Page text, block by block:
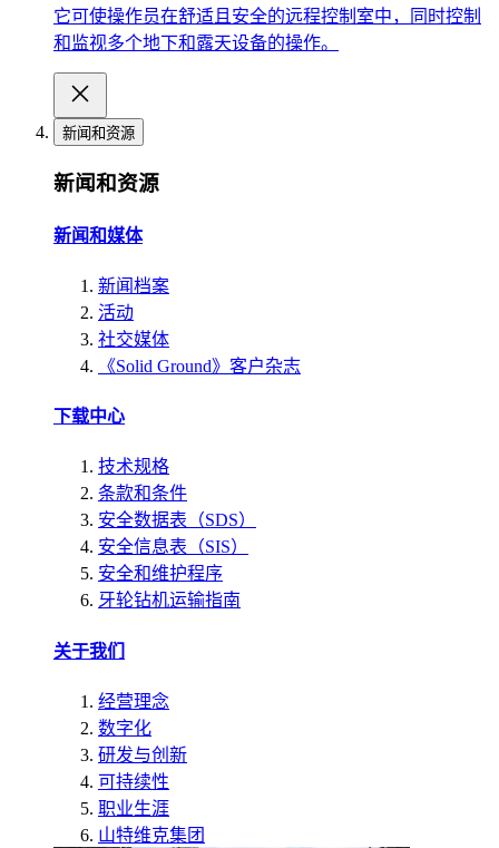
它可使操作员在舒适且安全的远程控制室中，同时控制
和监视多个地下和露天设备的操作。
新闻和资源
新闻和资源
新闻和媒体
新闻档案
活动
社交媒体
《Solid Ground》客户杂志
下载中心
技术规格
条款和条件
安全数据表（SDS）
安全信息表（SIS）
安全和维护程序
牙轮钻机运输指南
关于我们
经营理念
数字化
研发与创新
可持续性
职业生涯
山特维克集团